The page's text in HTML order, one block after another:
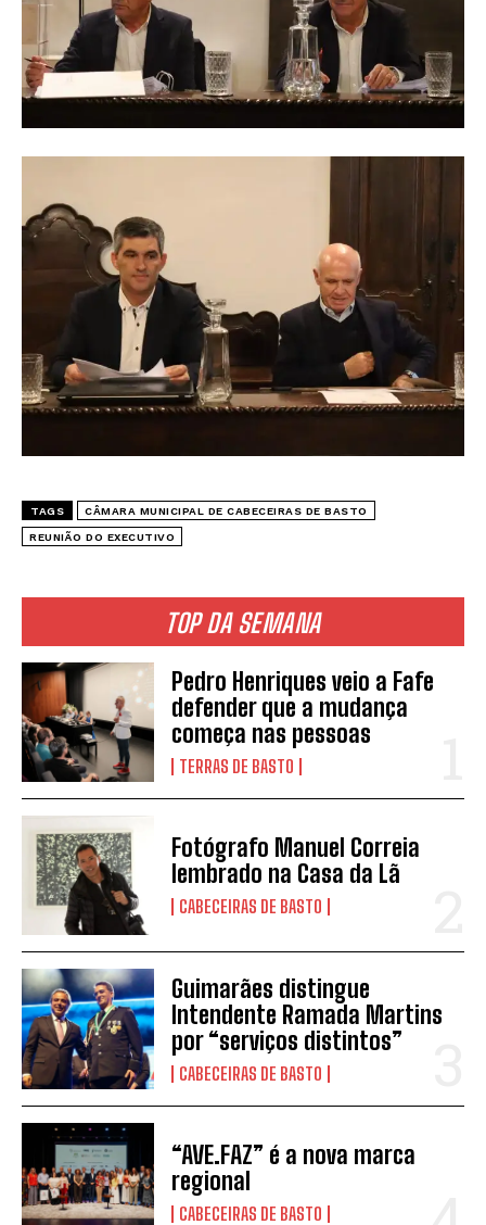
TOP DA SEMANA
Pedro Henriques veio a Fafe
defender que a mudança
começa nas pessoas
TERRAS DE BASTO
Fotógrafo Manuel Correia
lembrado na Casa da Lã
CABECEIRAS DE BASTO
Guimarães distingue
Intendente Ramada Martins
por “serviços distintos”
CABECEIRAS DE BASTO
“AVE.FAZ” é a nova marca
regional
CABECEIRAS DE BASTO
TAGS CÂMARA MUNICIPAL DE CABECEIRAS DE BASTO
REUNIÃO DO EXECUTIVO